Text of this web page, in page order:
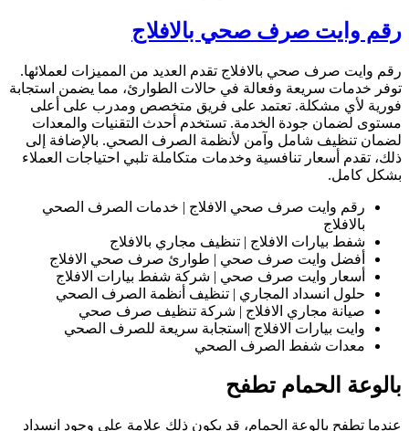
رقم وايت صرف صحي بالافلاج
رقم وايت صرف صحي بالافلاج تقدم العديد من المميزات لعملائها.
توفر خدمات سريعة وفعالة في حالات الطوارئ، مما يضمن استجابة
فورية لأي مشكلة. تعتمد على فريق متخصص ومدرب على أعلى
مستوى لضمان جودة الخدمة. تستخدم أحدث التقنيات والمعدات
لضمان تنظيف شامل وآمن لأنظمة الصرف الصحي. بالإضافة إلى
ذلك، تقدم أسعار تنافسية وخدمات متكاملة تلبي احتياجات العملاء
بشكل كامل.
رقم وايت صرف صحي الافلاج | خدمات الصرف الصحي
بالافلاج
شفط بيارات الافلاج | تنظيف مجاري بالافلاج
أفضل وايت صرف صحي | طوارئ صرف صحي الافلاج
أسعار وايت صرف صحي | شركة شفط بيارات الافلاج
حلول انسداد المجاري | تنظيف أنظمة الصرف الصحي
صيانة مجاري الافلاج | شركة تنظيف صرف صحي
وايت بيارات الافلاج |استجابة سريعة للصرف الصحي
معدات شفط الصرف الصحي
بالوعة الحمام تطفح
عندما تطفح بالوعة الحمام، قد يكون ذلك علامة على وجود انسداد